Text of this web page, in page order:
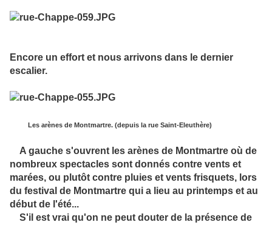
Encore un effort et nous arrivons dans le dernier
escalier.
Les arènes de Montmartre. (depuis la rue Saint-Eleuthère)
A gauche s'ouvrent les arènes de Montmartre où de
nombreux spectacles sont donnés contre vents et
marées, ou plutôt contre pluies et vents frisquets, lors
du festival de Montmartre qui a lieu au printemps et au
début de l'été...
S'il est vrai qu'on ne peut douter de la présence de